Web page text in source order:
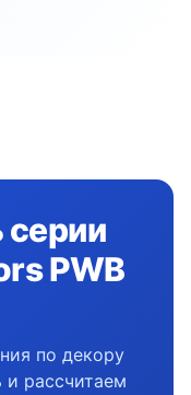
серии
PWB
по декору
рассчитаем